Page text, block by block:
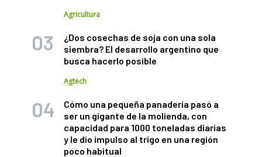
Agricultura
¿Dos cosechas de soja con una sola
siembra? El desarrollo argentino que
busca hacerlo posible
Agtech
Cómo una pequeña panadería pasó a
ser un gigante de la molienda, con
capacidad para 1000 toneladas diarias
y le dio impulso al trigo en una región
poco habitual